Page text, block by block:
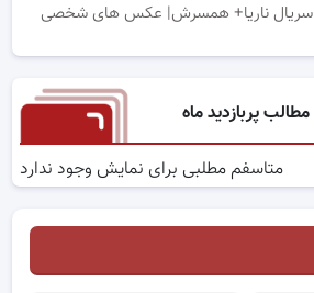
سریال ناریا+ همسرش| عکس های شخصی
مطالب پربازدید ماه
متاسفم مطلبی برای نمایش وجود ندارد